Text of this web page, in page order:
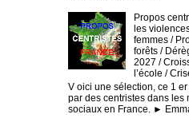
Propos
les
femmes /
forêts /
2027 /
l’école /
V oici une sélection, ce 1
par des centristes dans les
sociaux en France. ►